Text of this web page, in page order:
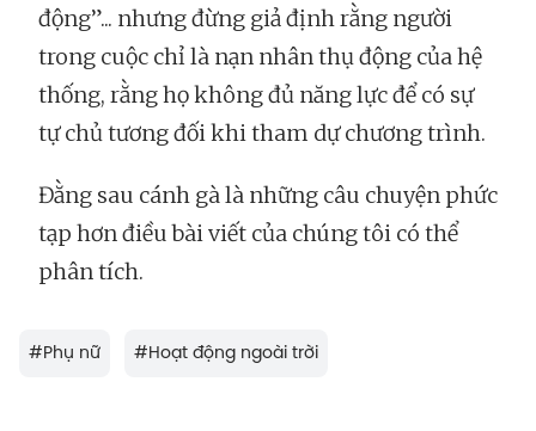
động”... nhưng đừng giả định rằng người
trong cuộc chỉ là nạn nhân thụ động của hệ
thống, rằng họ không đủ năng lực để có sự
tự chủ tương đối khi tham dự chương trình.
Đằng sau cánh gà là những câu chuyện phức
tạp hơn điều bài viết của chúng tôi có thể
phân tích.
#Phụ nữ #Hoạt động ngoài trời